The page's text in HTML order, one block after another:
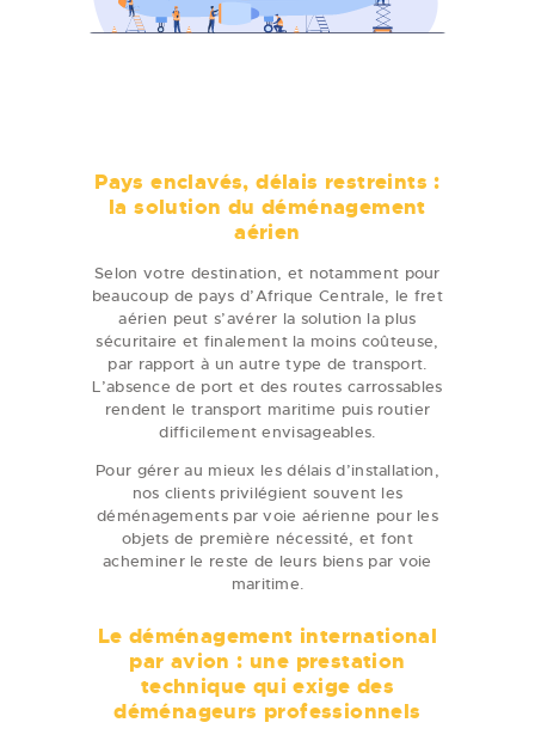
Pays enclavés, délais restreints :
la solution du déménagement
aérien
Selon votre destination, et notamment pour
beaucoup de pays d’Afrique Centrale, le fret
aérien peut s’avérer la solution la plus
sécuritaire et finalement la moins coûteuse,
par rapport à un autre type de transport.
L’absence de port et des routes carrossables
rendent le transport maritime puis routier
difficilement envisageables.
Pour gérer au mieux les délais d’installation,
nos clients privilégient souvent les
déménagements par voie aérienne pour les
objets de première nécessité, et font
acheminer le reste de leurs biens par voie
maritime.
Le déménagement international
par avion : une prestation
technique qui exige des
déménageurs professionnels